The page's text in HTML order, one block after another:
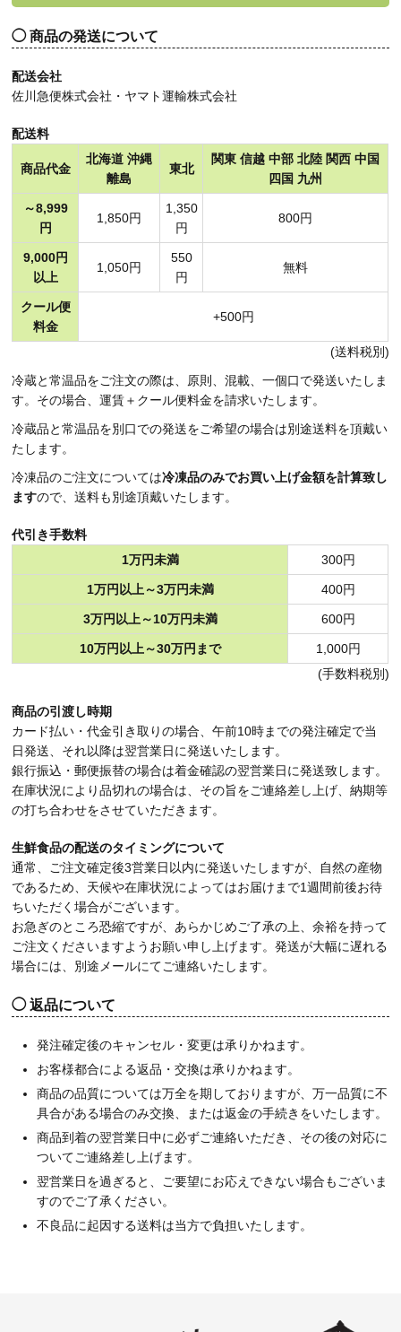
商品の発送について
配送会社
佐川急便株式会社・ヤマト運輸株式会社
配送料
商品代金
北海道 沖縄
離島
東北
関東 信越 中部 北陸 関西 中国
四国 九州
～8,999
円
1,850円
1,350
円
800円
9,000円
以上
1,050円
550
円
無料
クール便
料金
+500円
(送料税別)
冷蔵と常温品をご注文の際は、原則、混載、一個口で発送いたしま
す。その場合、運賃＋クール便料金を請求いたします。
冷蔵品と常温品を別口での発送をご希望の場合は別途送料を頂戴い
たします。
冷凍品のご注文については冷凍品のみでお買い上げ金額を計算致し
ますので、送料も別途頂戴いたします。
代引き手数料
1万円未満
300円
1万円以上～3万円未満 400円
3万円以上～10万円未満 600円
10万円以上～30万円まで
1,000円
(手数料税別)
商品の引渡し時期
カード払い・代金引き取りの場合、午前10時までの発注確定で当
日発送、それ以降は翌営業日に発送いたします。
銀行振込・郵便振替の場合は着金確認の翌営業日に発送致します。
在庫状況により品切れの場合は、その旨をご連絡差し上げ、納期等
の打ち合わせをさせていただきます。
生鮮食品の配送のタイミングについて
通常、ご注文確定後3営業日以内に発送いたしますが、自然の産物
であるため、天候や在庫状況によってはお届けまで1週間前後お待
ちいただく場合がございます。
お急ぎのところ恐縮ですが、あらかじめご了承の上、余裕を持って
ご注文くださいますようお願い申し上げます。発送が大幅に遅れる
場合には、別途メールにてご連絡いたします。
返品について
発注確定後のキャンセル・変更は承りかねます。
お客様都合による返品・交換は承りかねます。
商品の品質については万全を期しておりますが、万一品質に不
具合がある場合のみ交換、または返金の手続きをいたします。
商品到着の翌営業日中に必ずご連絡いただき、その後の対応に
ついてご連絡差し上げます。
翌営業日を過ぎると、ご要望にお応えできない場合もございま
すのでご了承ください。
不良品に起因する送料は当方で負担いたします。